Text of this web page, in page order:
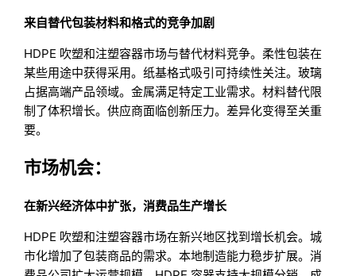
来自替代包装材料和格式的竞争加剧
HDPE 吹塑和注塑容器市场与替代材料竞争。柔性包装在
某些用途中获得采用。纸基格式吸引可持续性关注。玻璃
占据高端产品领域。金属满足特定工业需求。材料替代限
制了体积增长。供应商面临创新压力。差异化变得至关重
要。
市场机会：
在新兴经济体中扩张，消费品生产增长
HDPE 吹塑和注塑容器市场在新兴地区找到增长机会。城
市化增加了包装商品的需求。本地制造能力稳步扩展。消